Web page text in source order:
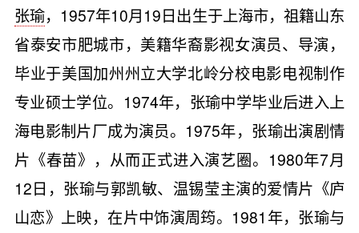
张瑜，1957年10月19日出生于上海市，祖籍山东
省泰安市肥城市，美籍华裔影视女演员、导演，
毕业于美国加州州立大学北岭分校电影电视制作
专业硕士学位。1974年，张瑜中学毕业后进入上
海电影制片厂成为演员。1975年，张瑜出演剧情
片《春苗》，从而正式进入演艺圈。1980年7月
12日，张瑜与郭凯敏、温锡莹主演的爱情片《庐
山恋》上映，在片中饰演周筠。1981年，张瑜与